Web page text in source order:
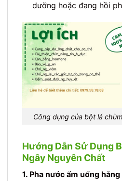
dưỡng hoặc đang hồi
Công dụng của bột lá
Hướng Dẫn Sử Dụng
Ngây Nguyên Chất
1. Pha nước ấm uống